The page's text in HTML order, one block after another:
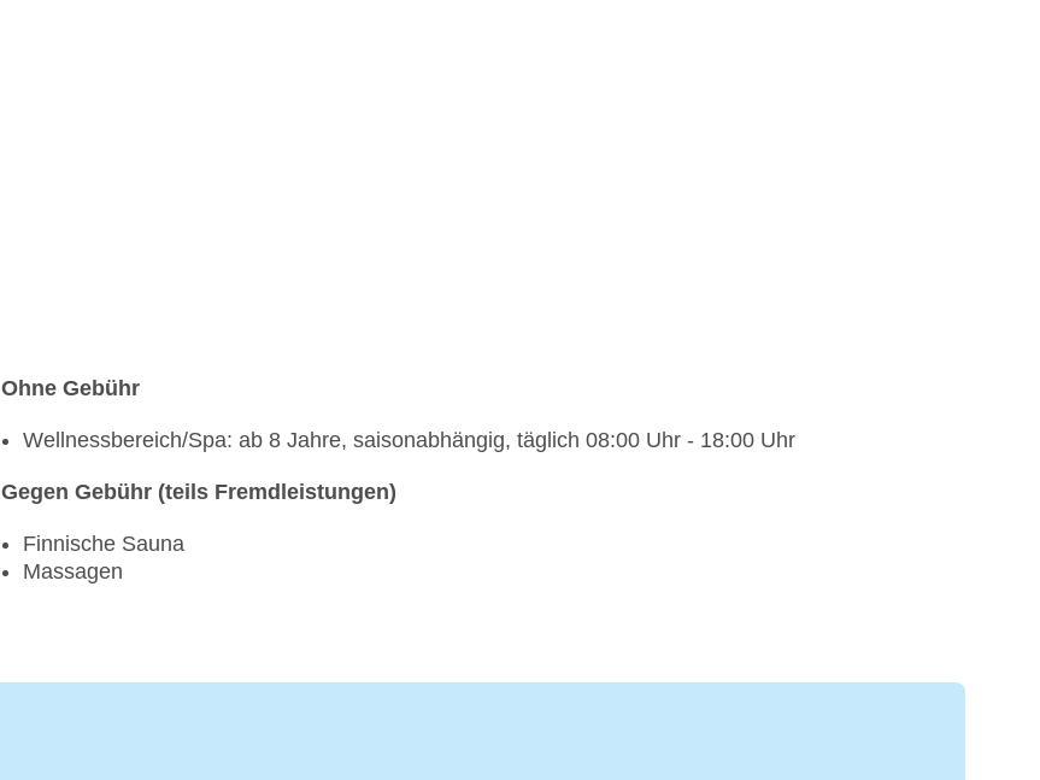
Ohne Gebühr
Wellnessbereich/Spa: ab 8 Jahre, saisonabhängig, täglich 08:00 Uhr - 18:00 Uhr
Gegen Gebühr (teils Fremdleistungen)
Finnische Sauna
Massagen